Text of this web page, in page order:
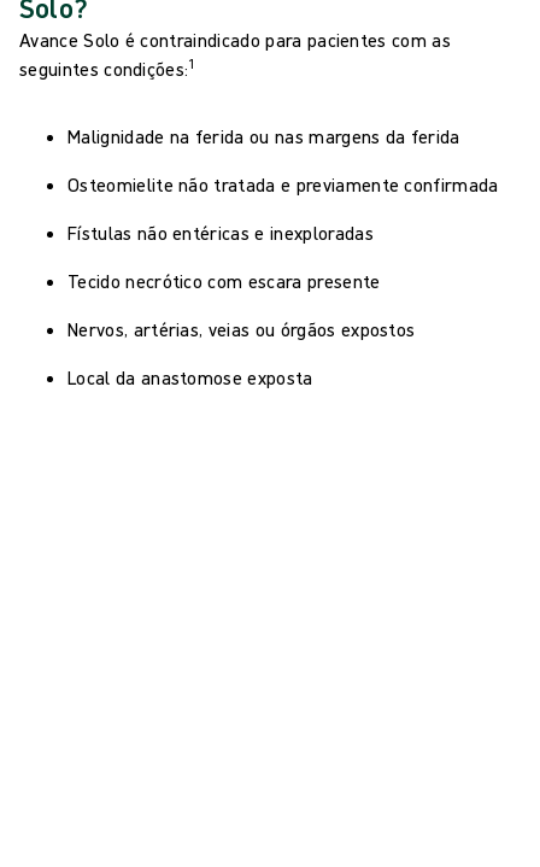
Avance Solo é contraindicado para pacientes com as
seguintes condições:1
Malignidade na ferida ou nas margens da ferida
Osteomielite não tratada e previamente confirmada
Fístulas não entéricas e inexploradas
Tecido necrótico com escara presente
Nervos, artérias, veias ou órgãos expostos
Local da anastomose exposta